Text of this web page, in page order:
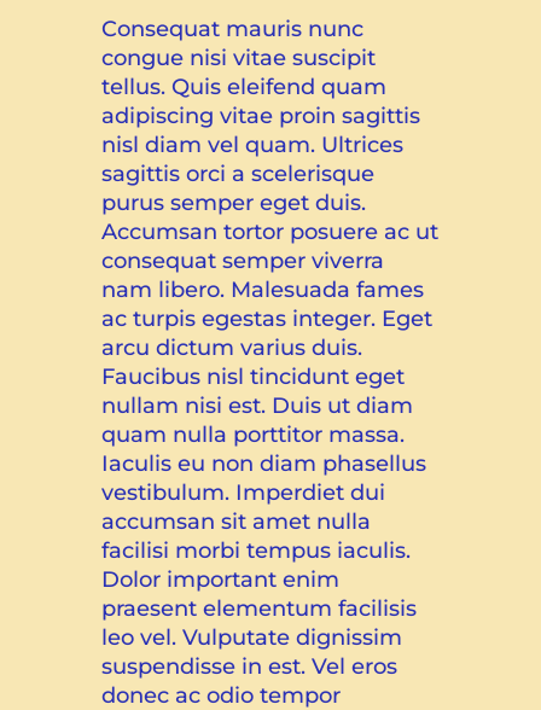
Consequat mauris nunc
congue nisi vitae suscipit
tellus. Quis eleifend quam
adipiscing vitae proin sagittis
nisl diam vel quam. Ultrices
sagittis orci a scelerisque
purus semper eget duis.
Accumsan tortor posuere ac ut
consequat semper viverra
nam libero. Malesuada fames
ac turpis egestas integer. Eget
arcu dictum varius duis.
Faucibus nisl tincidunt eget
nullam nisi est. Duis ut diam
quam nulla porttitor massa.
Iaculis eu non diam phasellus
vestibulum. Imperdiet dui
accumsan sit amet nulla
facilisi morbi tempus iaculis.
Dolor important enim
praesent elementum facilisis
leo vel. Vulputate dignissim
suspendisse in est. Vel eros
donec ac odio tempor